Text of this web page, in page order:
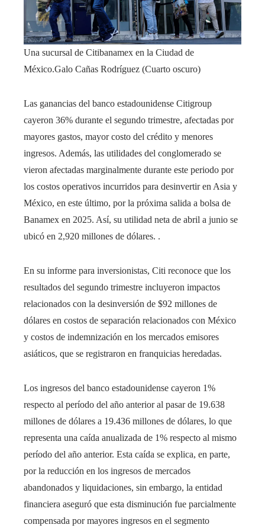
Una sucursal de Citibanamex en la Ciudad de
México.Galo Cañas Rodríguez (Cuarto oscuro)
Las ganancias del banco estadounidense Citigroup
cayeron 36% durante el segundo trimestre, afectadas por
mayores gastos, mayor costo del crédito y menores
ingresos. Además, las utilidades del conglomerado se
vieron afectadas marginalmente durante este periodo por
los costos operativos incurridos para desinvertir en Asia y
México, en este último, por la próxima salida a bolsa de
Banamex en 2025. Así, su utilidad neta de abril a junio se
ubicó en 2,920 millones de dólares. .
En su informe para inversionistas, Citi reconoce que los
resultados del segundo trimestre incluyeron impactos
relacionados con la desinversión de $92 millones de
dólares en costos de separación relacionados con México
y costos de indemnización en los mercados emisores
asiáticos, que se registraron en franquicias heredadas.
Los ingresos del banco estadounidense cayeron 1%
respecto al período del año anterior al pasar de 19.638
millones de dólares a 19.436 millones de dólares, lo que
representa una caída anualizada de 1% respecto al mismo
período del año anterior. Esta caída se explica, en parte,
por la reducción en los ingresos de mercados
abandonados y liquidaciones, sin embargo, la entidad
financiera aseguró que esta disminución fue parcialmente
compensada por mayores ingresos en el segmento